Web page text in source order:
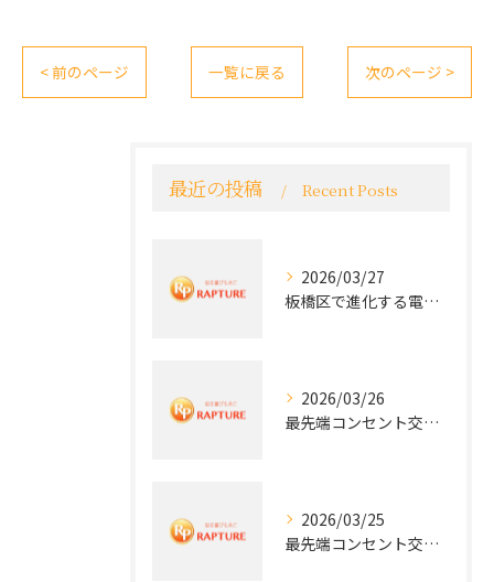
< 前のページ 一覧に戻る 次のページ >
最近の投稿 Recent Posts
2026/03/27
板橋区で進化する電気工事と最新コンセント交換技術
2026/03/26
最先端コンセント交換で快適な生活を実現する電気工事の技術
2026/03/25
最先端コンセント交換で実現する安全と快適な住環境